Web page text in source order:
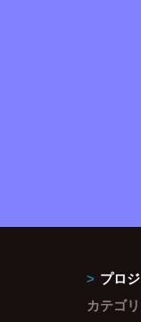
プロ
カテゴ